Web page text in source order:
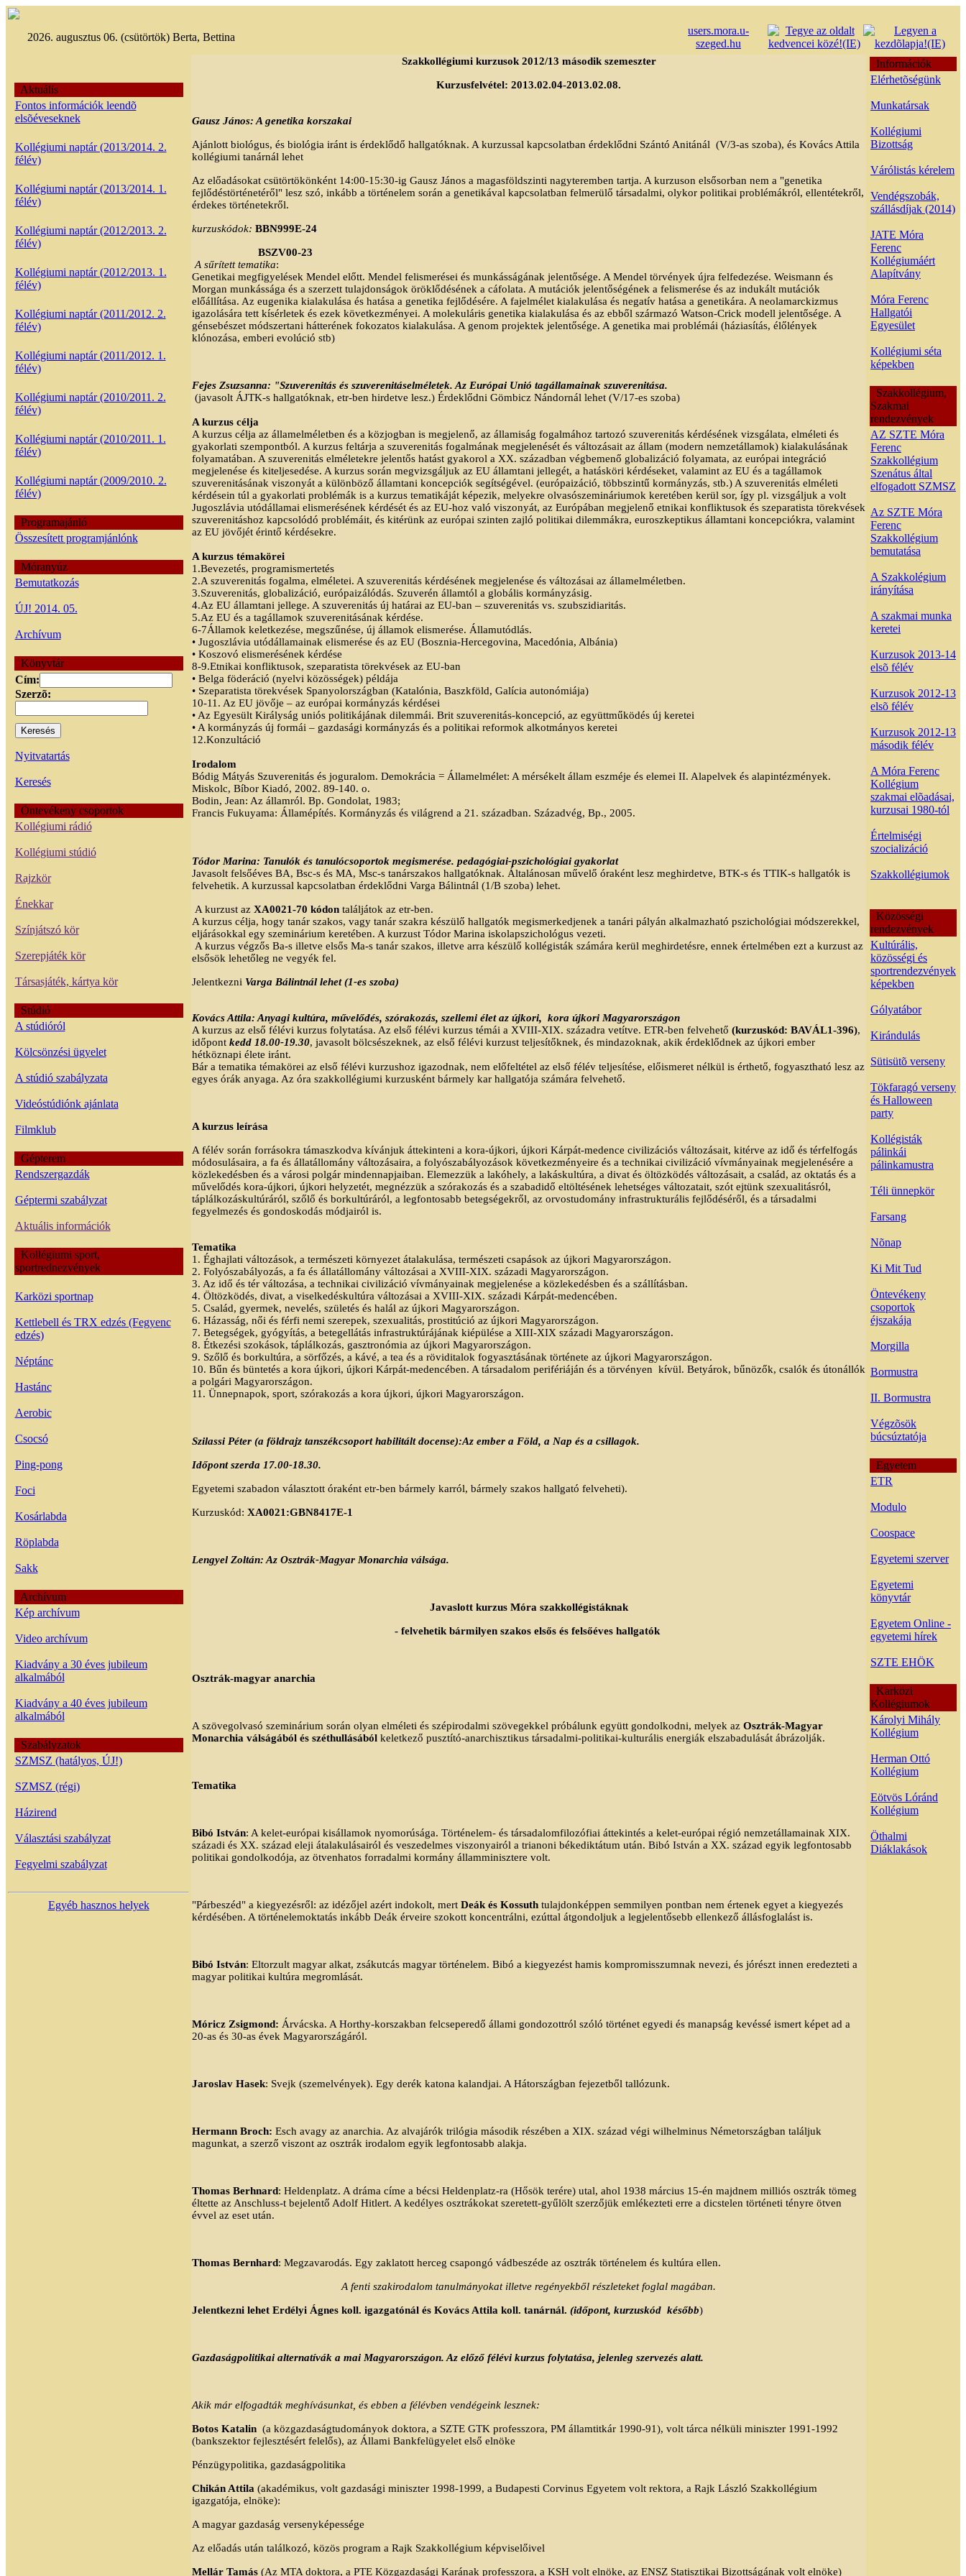
2026. augusztus 06. (csütörtök) Berta, Bettina
users.mora.u-
szeged.hu
Aktuális
Fontos információk leendõ
elsõéveseknek
Kollégiumi naptár (2013/2014. 2.
félév)
Kollégiumi naptár (2013/2014. 1.
félév)
Kollégiumi naptár (2012/2013. 2.
félév)
Kollégiumi naptár (2012/2013. 1.
félév)
Kollégiumi naptár (2011/2012. 2.
félév)
Kollégiumi naptár (2011/2012. 1.
félév)
Kollégiumi naptár (2010/2011. 2.
félév)
Kollégiumi naptár (2010/2011. 1.
félév)
Kollégiumi naptár (2009/2010. 2.
félév)
Programajánló
Összesített programjánlónk
Móranyúz
Bemutatkozás
ÚJ! 2014. 05.
Archívum
Könyvtár
Cím:
Szerzõ:
Nyitvatartás
Keresés
Öntevékeny csoportok
Kollégiumi rádió
Kollégiumi stúdió
Rajzkör
Énekkar
Színjátszó kör
Szerepjáték kör
Társasjáték, kártya kör
Stúdió
A stúdióról
Kölcsönzési ügyelet
A stúdió szabályzata
Videóstúdiónk ajánlata
Filmklub
Gépterem
Rendszergazdák
Géptermi szabályzat
Aktuális információk
Kollégiumi sport,
sportrednezvények
Karközi sportnap
Kettlebell és TRX edzés (Fegyenc
edzés)
Néptánc
Hastánc
Aerobic
Csocsó
Ping-pong
Foci
Kosárlabda
Röplabda
Sakk
Archívum
Kép archívum
Video archívum
Kiadvány a 30 éves jubileum
alkalmából
Kiadvány a 40 éves jubileum
alkalmából
Szabályzatok
SZMSZ (hatályos, ÚJ!)
SZMSZ (régi)
Házirend
Választási szabályzat
Fegyelmi szabályzat
Egyéb hasznos helyek
Szakkollégiumi kurzusok 2012/13 második szemeszter
Kurzusfelvétel: 2013.02.04-2013.02.08.
Gausz János: A genetika korszakai
Ajánlott biológus, és biológia iránt is érdeklődő hallgatóknak. A kurzussal kapcsolatban érdeklődni Szántó Anitánál (V/3-as szoba), és Kovács Attila
kollégiumi tanárnál lehet
Az előadásokat csütörtökönként 14:00-15:30-ig Gausz János a magasföldszinti nagyteremben tartja. A kurzuson elsősorban nem a "genetika
fejlődéstörténetéről" lesz szó, inkább a történelem során a genetikával kapcsolatban felmerülő társadalmi, olykor politikai problémákról, ellentétekről,
érdekes történetekről.
kurzuskódok: BBN999E-24
BSZV00-23
A sűrített tematika:
Genetikai megfigyelések Mendel előtt. Mendel felismerései és munkásságának jelentősége. A Mendel törvények újra felfedezése. Weismann és
Morgan munkássága és a szerzett tulajdonságok öröklődésének a cáfolata. A mutációk jelentőségének a felismerése és az indukált mutációk
előállítása. Az eugenika kialakulása és hatása a genetika fejlődésére. A fajelmélet kialakulása és negatív hatása a genetikára. A neolamarckizmus
igazolására tett kísérletek és ezek következményei. A molekuláris genetika kialakulása és az ebből származó Watson-Crick modell jelentősége. A
génsebészet módszertani hátterének fokozatos kialakulása. A genom projektek jelentősége. A genetika mai problémái (háziasítás, élőlények
klónozása, emberi evolúció stb)
Fejes Zsuzsanna: "Szuverenitás és szuverenitáselméletek. Az Európai Unió tagállamainak szuverenitása.
(javasolt ÁJTK-s hallgatóknak, etr-ben hirdetve lesz.) Érdeklődni Gömbicz Nándornál lehet (V/17-es szoba)
A kurzus célja
A kurzus célja az államelméletben és a közjogban is megjelenő, az államiság fogalmához tartozó szuverenitás kérdésének vizsgálata, elméleti és
gyakorlati szempontból. A kurzus feltárja a szuverenitás fogalmának megjelenését és változásait az állam (modern nemzetállamok) kialakulásának
folyamatában. A szuverenitás elméletekre jelentős hatást gyakorol a XX. században végbemenő globalizáció folyamata, az európai integráció
megjelenése és kiteljesedése. A kurzus során megvizsgáljuk az EU államtani jellegét, a hatásköri kérdéseket, valamint az EU és a tagállamok
szuverenitásának viszonyát a különböző államtani koncepciók segítségével. (európaizáció, többszintű kormányzás, stb.) A szuverenitás elméleti
kérdésein túl a gyakorlati problémák is a kurzus tematikáját képezik, melyekre olvasószemináriumok keretében kerül sor, így pl. vizsgáljuk a volt
Jugoszlávia utódállamai elismerésének kérdését és az EU-hoz való viszonyát, az Európában megjelenő etnikai konfliktusok és szeparatista törekvések
szuverenitáshoz kapcsolódó problémáit, és kitérünk az európai szinten zajló politikai dilemmákra, euroszkeptikus államtani koncepciókra, valamint
az EU jövőjét érintő kérdésekre.
A kurzus témakörei
1.Bevezetés, programismertetés
2.A szuverenitás fogalma, elméletei. A szuverenitás kérdésének megjelenése és változásai az államelméletben.
3.Szuverenitás, globalizáció, európaizálódás. Szuverén államtól a globális kormányzásig.
4.Az EU államtani jellege. A szuverenitás új határai az EU-ban – szuverenitás vs. szubszidiaritás.
5.Az EU és a tagállamok szuverenitásának kérdése.
6-7Államok keletkezése, megszűnése, új államok elismerése. Államutódlás.
• Jugoszlávia utódállamainak elismerése és az EU (Bosznia-Hercegovina, Macedónia, Albánia)
• Koszovó elismerésének kérdése
8-9.Etnikai konfliktusok, szeparatista törekvések az EU-ban
• Belga föderáció (nyelvi közösségek) példája
• Szeparatista törekvések Spanyolországban (Katalónia, Baszkföld, Galícia autonómiája)
10-11. Az EU jövője – az európai kormányzás kérdései
• Az Egyesült Királyság uniós politikájának dilemmái. Brit szuverenitás-koncepció, az együttműködés új keretei
• A kormányzás új formái – gazdasági kormányzás és a politikai reformok alkotmányos keretei
12.Konzultáció
Irodalom
Bódig Mátyás Szuverenitás és joguralom. Demokrácia = Államelmélet: A mérsékelt állam eszméje és elemei II. Alapelvek és alapintézmények.
Miskolc, Bíbor Kiadó, 2002. 89-140. o.
Bodin, Jean: Az államról. Bp. Gondolat, 1983;
Francis Fukuyama: Államépítés. Kormányzás és világrend a 21. században. Századvég, Bp., 2005.
Tódor Marina: Tanulók és tanulócsoportok megismerése. pedagógiai-pszichológiai gyakorlat
Javasolt felsőéves BA, Bsc-s és MA, Msc-s tanárszakos hallgatóknak. Általánosan művelő óraként lesz meghirdetve, BTK-s és TTIK-s hallgatók is
felvehetik. A kurzussal kapcsolatban érdeklődni Varga Bálintnál (1/B szoba) lehet.
A kurzust az XA0021-70 kódon találjátok az etr-ben.
A kurzus célja, hogy tanár szakos, vagy tanár szakra készülő hallgatók megismerkedjenek a tanári pályán alkalmazható pszichológiai módszerekkel,
eljárásokkal egy szeminárium keretében. A kurzust Tódor Marina iskolapszichológus vezeti.
A kurzus végzős Ba-s illetve elsős Ma-s tanár szakos, illetve arra készülő kollégisták számára kerül meghirdetésre, ennek értelmében ezt a kurzust az
elsősök lehetőleg ne vegyék fel.
Jelentkezni Varga Bálintnál lehet (1-es szoba)
Kovács Attila: Anyagi kultúra, művelődés, szórakozás, szellemi élet az újkori, kora újkori Magyarországon
A kurzus az első félévi kurzus folytatása. Az első félévi kurzus témái a XVIII-XIX. századra vetítve. ETR-ben felvehető (kurzuskód: BAVÁL1-396),
időpont kedd 18.00-19.30, javasolt bölcsészeknek, az első félévi kurzust teljesítőknek, és mindazoknak, akik érdeklődnek az újkori ember
hétköznapi élete iránt.
Bár a tematika témakörei az első félévi kurzushoz igazodnak, nem előfeltétel az első félév teljesítése, előismeret nélkül is érthető, fogyasztható lesz az
egyes órák anyaga. Az óra szakkollégiumi kurzusként bármely kar hallgatója számára felvehető.
A kurzus leírása
A félév során forrásokra támaszkodva kívánjuk áttekinteni a kora-újkori, újkori Kárpát-medence civilizációs változásait, kitérve az idő és térfelfogás
módosulásaira, a fa és állatállomány változásaira, a folyószabályozások következményeire és a technikai civilizáció vívmányainak megjelenésére a
közlekedésben és a városi polgár mindennapjaiban. Elemezzük a lakóhely, a lakáskultúra, a divat és öltözködés változásait, a család, az oktatás és a
művelődés kora-újkori, újkori helyzetét, megnézzük a szórakozás és a szabadidő eltöltésének lehetséges változatait, szót ejtünk szexualitásról,
táplálkozáskultúráról, szőlő és borkultúráról, a legfontosabb betegségekről, az orvostudomány infrastrukturális fejlődéséről, és a társadalmi
fegyelmezés és gondoskodás módjairól is.
Tematika
1. Éghajlati változások, a természeti környezet átalakulása, természeti csapások az újkori Magyarországon.
2. Folyószabályozás, a fa és állatállomány változásai a XVIII-XIX. századi Magyarországon.
3. Az idő és tér változása, a technikai civilizáció vívmányainak megjelenése a közlekedésben és a szállításban.
4. Öltözködés, divat, a viselkedéskultúra változásai a XVIII-XIX. századi Kárpát-medencében.
5. Család, gyermek, nevelés, születés és halál az újkori Magyarországon.
6. Házasság, női és férfi nemi szerepek, szexualitás, prostitúció az újkori Magyarországon.
7. Betegségek, gyógyítás, a betegellátás infrastruktúrájának kiépülése a XIII-XIX századi Magyarországon.
8. Étkezési szokások, táplálkozás, gasztronómia az újkori Magyarországon.
9. Szőlő és borkultúra, a sörfőzés, a kávé, a tea és a röviditalok fogyasztásának története az újkori Magyarországon.
10. Bűn és büntetés a kora újkori, újkori Kárpát-medencében. A társadalom perifériáján és a törvényen kívül. Betyárok, bűnözők, csalók és útonállók
a polgári Magyarországon.
11. Ünnepnapok, sport, szórakozás a kora újkori, újkori Magyarországon.
Szilassi Péter (a földrajz tanszékcsoport habilitált docense):Az ember a Föld, a Nap és a csillagok.
Időpont szerda 17.00-18.30.
Egyetemi szabadon választott óraként etr-ben bármely karról, bármely szakos hallgató felveheti).
Kurzuskód: XA0021:GBN8417E-1
Lengyel Zoltán: Az Osztrák-Magyar Monarchia válsága.
Javaslott kurzus Móra szakkollégistáknak
- felvehetik bármilyen szakos elsős és felsőéves hallgatók
Osztrák-magyar anarchia
A szövegolvasó szeminárium során olyan elméleti és szépirodalmi szövegekkel próbálunk együtt gondolkodni, melyek az Osztrák-Magyar
Monarchia válságából és széthullásából keletkező pusztító-anarchisztikus társadalmi-politikai-kulturális energiák elszabadulását ábrázolják.
Tematika
Bibó István: A kelet-európai kisállamok nyomorúsága. Történelem- és társadalomfilozófiai áttekintés a kelet-európai régió nemzetállamainak XIX.
századi és XX. század eleji átalakulásairól és veszedelmes viszonyairól a trianoni békediktátum után. Bibó István a XX. század egyik legfontosabb
politikai gondolkodója, az ötvenhatos forradalmi kormány államminisztere volt.
"Párbeszéd" a kiegyezésről: az idézőjel azért indokolt, mert Deák és Kossuth tulajdonképpen semmilyen pontban nem értenek egyet a kiegyezés
kérdésében. A történelemoktatás inkább Deák érveire szokott koncentrálni, ezúttal átgondoljuk a legjelentősebb ellenkező állásfoglalást is.
Bibó István: Eltorzult magyar alkat, zsákutcás magyar történelem. Bibó a kiegyezést hamis kompromisszumnak nevezi, és jórészt innen eredezteti a
magyar politikai kultúra megromlását.
Móricz Zsigmond: Árvácska. A Horthy-korszakban felcseperedő állami gondozottról szóló történet egyedi és manapság kevéssé ismert képet ad a
20-as és 30-as évek Magyarországáról.
Jaroslav Hasek: Svejk (szemelvények). Egy derék katona kalandjai. A Hátországban fejezetből tallózunk.
Hermann Broch: Esch avagy az anarchia. Az alvajárók trilógia második részében a XIX. század végi wilhelminus Németországban találjuk
magunkat, a szerző viszont az osztrák irodalom egyik legfontosabb alakja.
Thomas Berhnard: Heldenplatz. A dráma címe a bécsi Heldenplatz-ra (Hősök terére) utal, ahol 1938 március 15-én majdnem milliós osztrák tömeg
éltette az Anschluss-t bejelentő Adolf Hitlert. A kedélyes osztrákokat szeretett-gyűlölt szerzőjük emlékezteti erre a dicstelen történeti tényre ötven
évvel az eset után.
Thomas Bernhard: Megzavarodás. Egy zaklatott herceg csapongó vádbeszéde az osztrák történelem és kultúra ellen.
A fenti szakirodalom tanulmányokat illetve regényekből részleteket foglal magában.
Jelentkezni lehet Erdélyi Ágnes koll. igazgatónál és Kovács Attila koll. tanárnál. (időpont, kurzuskód később)
Gazdaságpolitikai alternatívák a mai Magyarországon. Az előző félévi kurzus folytatása, jelenleg szervezés alatt.
Akik már elfogadták meghívásunkat, és ebben a félévben vendégeink lesznek:
Botos Katalin (a közgazdaságtudományok doktora, a SZTE GTK professzora, PM államtitkár 1990-91), volt tárca nélküli miniszter 1991-1992
(bankszektor fejlesztésért felelős), az Állami Bankfelügyelet első elnöke
Pénzügypolitika, gazdaságpolitika
Chikán Attila (akadémikus, volt gazdasági miniszter 1998-1999, a Budapesti Corvinus Egyetem volt rektora, a Rajk László Szakkollégium
igazgatója, elnöke):
A magyar gazdaság versenyképessége
Az előadás után találkozó, közös program a Rajk Szakkollégium képviselőivel
Mellár Tamás (Az MTA doktora, a PTE Közgazdasági Karának professzora, a KSH volt elnöke, az ENSZ Statisztikai Bizottságának volt elnöke)
Információk
Elérhetõségünk
Munkatársak
Kollégiumi
Bizottság
Várólistás kérelem
Vendégszobák,
szállásdíjak (2014)
JATE Móra
Ferenc
Kollégiumáért
Alapítvány
Móra Ferenc
Hallgatói
Egyesület
Kollégiumi séta
képekben
Szakkollégium,
Szakmai
rendezvények
AZ SZTE Móra
Ferenc
Szakkollégium
Szenátus által
elfogadott SZMSZ
Az SZTE Móra
Ferenc
Szakkollégium
bemutatása
A Szakkolégium
irányítása
A szakmai munka
keretei
Kurzusok 2013-14
elsõ félév
Kurzusok 2012-13
elsõ félév
Kurzusok 2012-13
második félév
A Móra Ferenc
Kollégium
szakmai elõadásai,
kurzusai 1980-tól
Értelmiségi
szocializáció
Szakkollégiumok
Közösségi
rendezvények
Kultúrális,
közösségi és
sportrendezvények
képekben
Gólyatábor
Kirándulás
Sütisütõ verseny
Tökfaragó verseny
és Halloween
party
Kollégisták
pálinkái
pálinkamustra
Téli ünnepkör
Farsang
Nõnap
Ki Mit Tud
Öntevékeny
csoportok
éjszakája
Morgilla
Bormustra
II. Bormustra
Végzõsök
búcsúztatója
Egyetem
ETR
Modulo
Coospace
Egyetemi szerver
Egyetemi
könyvtár
Egyetem Online -
egyetemi hírek
SZTE EHÖK
Karközi
Kollégiumok
Károlyi Mihály
Kollégium
Herman Ottó
Kollégium
Eötvös Lóránd
Kollégium
Öthalmi
Diáklakások